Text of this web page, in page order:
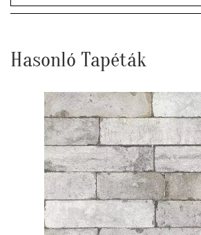
Hasonló Tapéták